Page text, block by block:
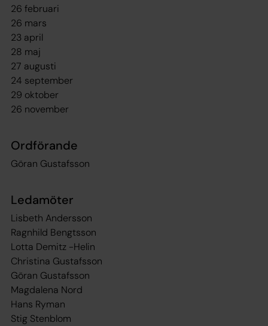
26 februari
26 mars
23 april
28 maj
27 augusti
24 september
29 oktober
26 november
Ordförande
Göran Gustafsson
Ledamöter
Lisbeth Andersson
Ragnhild Bengtsson
Lotta Demitz -Helin
Christina Gustafsson
Göran Gustafsson
Magdalena Nord
Hans Ryman
Stig Stenblom